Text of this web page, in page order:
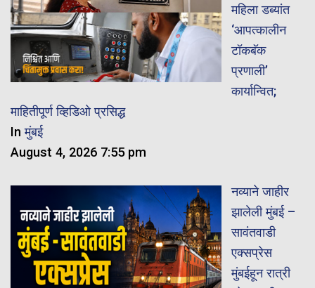
महिला डब्यांत
‘आपत्कालीन
टॉकबॅक
प्रणाली’
कार्यान्वित;
माहितीपूर्ण व्हिडिओ प्रसिद्ध
Inमुंबई
August 4, 2026 7:55 pm
नव्याने जाहीर
झालेली मुंबई –
सावंतवाडी
एक्सप्रेस
मुंबईहून रात्री